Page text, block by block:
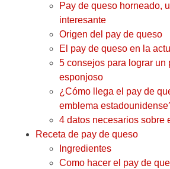
Pay de queso horneado,
interesante
Origen del pay de queso
El pay de queso en la
5 consejos para lograr un
esponjoso
¿Cómo llega el pay de
emblema
4 datos necesarios sobre
Receta de pay de queso
Ingredientes
Como hacer el pay de